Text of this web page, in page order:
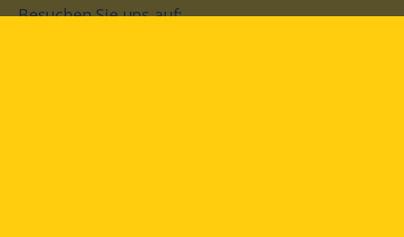
Besuchen Sie uns auf: